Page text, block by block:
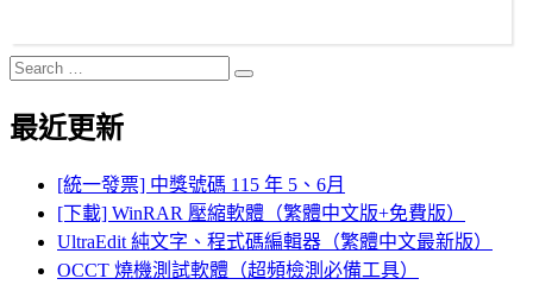
Search
for:
Search
最近更新
[統一發票] 中獎號碼 115 年 5、6月
[下載] WinRAR 壓縮軟體（繁體中文版+免費版）
UltraEdit 純文字、程式碼編輯器（繁體中文最新版）
OCCT 燒機測試軟體（超頻檢測必備工具）